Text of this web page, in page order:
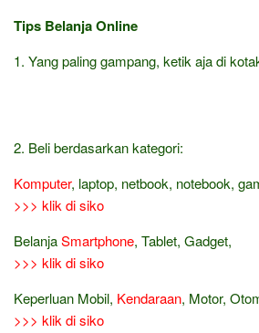
Tips Belanja Online
1. Yang paling gampang, ketik aja di
2. Beli berdasarkan kategori:
Komputer, laptop, netbook, notebook,
>>> klik di siko
BelanjaSmartphone, Tablet, Gadget,
>>> klik di siko
Keperluan Mobil, Kendaraan, Motor,
>>> klik di siko